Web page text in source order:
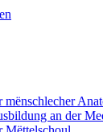
an der